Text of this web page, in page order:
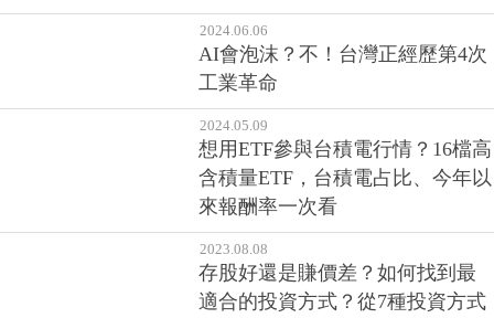
2024.06.06
AI會泡沫？不！台灣正經歷第4次
工業革命
2024.05.09
想用ETF參與台積電行情？16檔高
含積量ETF，台積電占比、今年以
來報酬率一次看
2023.08.08
存股好還是賺價差？如何找到最
適合的投資方式？從7種投資方式